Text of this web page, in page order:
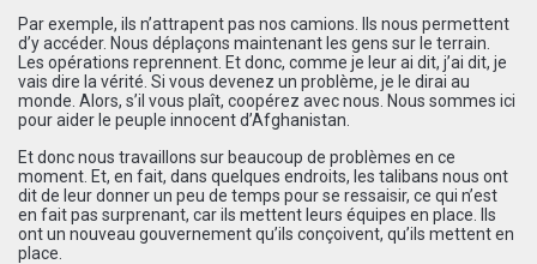
Par exemple, ils n’attrapent pas nos camions. Ils nous permettent
d’y accéder. Nous déplaçons maintenant les gens sur le terrain.
Les opérations reprennent. Et donc, comme je leur ai dit, j’ai dit, je
vais dire la vérité. Si vous devenez un problème, je le dirai au
monde. Alors, s’il vous plaît, coopérez avec nous. Nous sommes ici
pour aider le peuple innocent d’Afghanistan.
Et donc nous travaillons sur beaucoup de problèmes en ce
moment. Et, en fait, dans quelques endroits, les talibans nous ont
dit de leur donner un peu de temps pour se ressaisir, ce qui n’est
en fait pas surprenant, car ils mettent leurs équipes en place. Ils
ont un nouveau gouvernement qu’ils conçoivent, qu’ils mettent en
place.